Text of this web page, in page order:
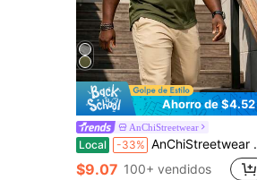
Ahorro de $4.52
AnChiStreetwear
Local -33% AnChiStreetwear - Camisa Henley de bloqueo de color casual para hombres de talla grande, con mangas raglán para un aspecto de moda. Adecuado para uso casual, deportes ligeros, se puede usar solo o como capa base, ideal para ir y venir, viajar y talla grande.
$9.07 100+ vendidos